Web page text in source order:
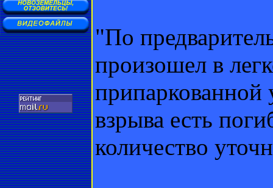
"По
произошел в
припаркованной
взрыва есть
количество